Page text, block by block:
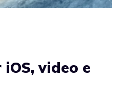
iOS, video e